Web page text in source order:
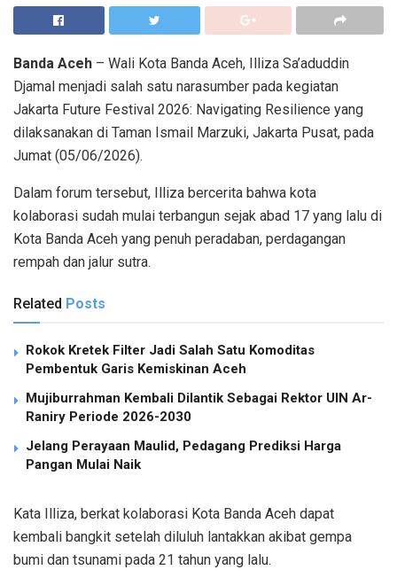
Banda Aceh – Wali Kota Banda Aceh, Illiza Sa’aduddin
Djamal menjadi salah satu narasumber pada kegiatan
Jakarta Future Festival 2026: Navigating Resilience yang
dilaksanakan di Taman Ismail Marzuki, Jakarta Pusat, pada
Jumat (05/06/2026).
Dalam forum tersebut, Illiza bercerita bahwa kota
kolaborasi sudah mulai terbangun sejak abad 17 yang lalu di
Kota Banda Aceh yang penuh peradaban, perdagangan
rempah dan jalur sutra.
Related Posts
Rokok Kretek Filter Jadi Salah Satu Komoditas
Pembentuk Garis Kemiskinan Aceh
Mujiburrahman Kembali Dilantik Sebagai Rektor UIN Ar-
Raniry Periode 2026-2030
Jelang Perayaan Maulid, Pedagang Prediksi Harga
Pangan Mulai Naik
Kata Illiza, berkat kolaborasi Kota Banda Aceh dapat
kembali bangkit setelah diluluh lantakkan akibat gempa
bumi dan tsunami pada 21 tahun yang lalu.